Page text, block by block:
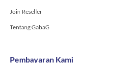
Join Reseller
Tentang GabaG
Pembayaran Kami